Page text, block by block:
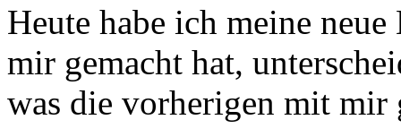
Heute habe ich meine
mir gemacht hat,
was die vorherigen mit mir